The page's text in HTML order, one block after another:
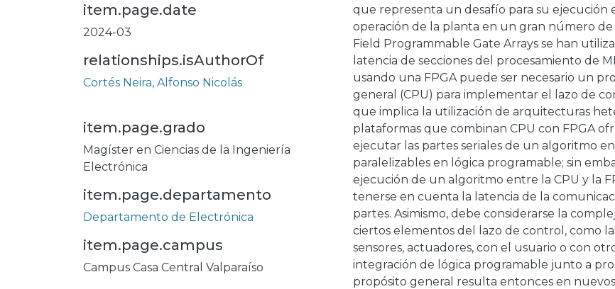
item.page.date
2024-03
relationships.isAuthorOf
Cortés Neira, Alfonso Nicolás
item.page.grado
Magíster en Ciencias de la Ingeniería
Electrónica
item.page.departamento
Departamento de Electrónica
item.page.campus
Campus Casa Central Valparaíso
que representa un desafío para su ejecución
operación de la planta en un gran número de
Field Programmable Gate Arrays se han
latencia de secciones del procesamiento de
usando una FPGA puede ser necesario un
general (CPU) para implementar el lazo de
que implica la utilización de arquitecturas
plataformas que combinan CPU con FPGA
ejecutar las partes seriales de un algoritmo
paralelizables en lógica programable; sin
ejecución de un algoritmo entre la CPU y la
tenerse en cuenta la latencia de la
partes. Asimismo, debe considerarse la
ciertos elementos del lazo de control, como
sensores, actuadores, con el usuario o con
integración de lógica programable junto a
propósito general resulta entonces en